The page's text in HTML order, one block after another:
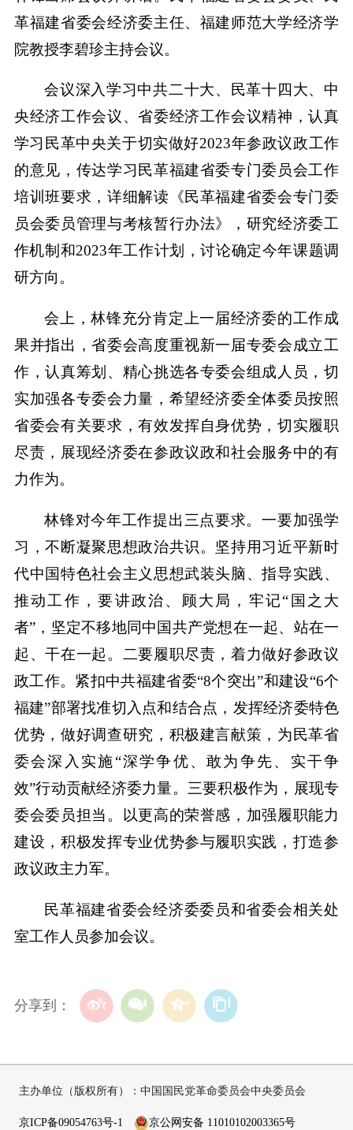
革福建省委会经济委主任、福建师范大学经济学
院教授李碧珍主持会议。
会议深入学习中共二十大、民革十四大、中
央经济工作会议、省委经济工作会议精神，认真
学习民革中央关于切实做好2023年参政议政工作
的意见，传达学习民革福建省委专门委员会工作
培训班要求，详细解读《民革福建省委会专门委
员会委员管理与考核暂行办法》，研究经济委工
作机制和2023年工作计划，讨论确定今年课题调
研方向。
会上，林锋充分肯定上一届经济委的工作成
果并指出，省委会高度重视新一届专委会成立工
作，认真筹划、精心挑选各专委会组成人员，切
实加强各专委会力量，希望经济委全体委员按照
省委会有关要求，有效发挥自身优势，切实履职
尽责，展现经济委在参政议政和社会服务中的有
力作为。
林锋对今年工作提出三点要求。一要加强学
习，不断凝聚思想政治共识。坚持用习近平新时
代中国特色社会主义思想武装头脑、指导实践、
推动工作，要讲政治、顾大局，牢记“国之大
者”，坚定不移地同中国共产党想在一起、站在一
起、干在一起。二要履职尽责，着力做好参政议
政工作。紧扣中共福建省委“8个突出”和建设“6个
福建”部署找准切入点和结合点，发挥经济委特色
优势，做好调查研究，积极建言献策，为民革省
委会深入实施“深学争优、敢为争先、实干争
效”行动贡献经济委力量。三要积极作为，展现专
委会委员担当。以更高的荣誉感，加强履职能力
建设，积极发挥专业优势参与履职实践，打造参
政议政主力军。
民革福建省委会经济委委员和省委会相关处
室工作人员参加会议。
分享到：
主办单位（版权所有）：中国国民党革命委员会中央委员会
京ICP备09054763号-1 京公网安备 11010102003365号